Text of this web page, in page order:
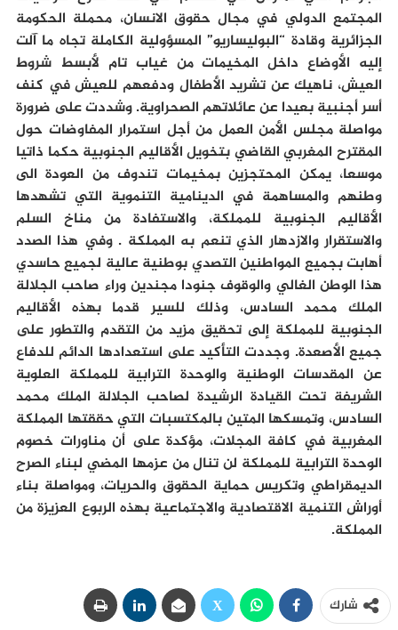
المجتمع الدولي في مجال حقوق الانسان، محملة الحكومة
الجزائرية وقادة “البوليساريو” المسؤولية الكاملة تجاه ما آلت
إليه الأوضاع داخل المخيمات من غياب تام لأبسط شروط
العيش، ناهيك عن تشريد الأطفال ودفعهم للعيش في كنف
أسر أجنبية بعيدا عن عائلاتهم الصحراوية. وشددت على ضرورة
مواصلة مجلس الأمن العمل من أجل استمرار المفاوضات حول
المقترح المغربي القاضي بتخويل الأقاليم الجنوبية حكما ذاتيا
موسعا، يمكن المحتجزين بمخيمات تندوف من العودة الى
وطنهم والمساهمة في الدينامية التنموية التي تشهدها
الأقاليم الجنوبية للمملكة، والاستفادة من مناخ السلم
والاستقرار والازدهار الذي تنعم به المملكة . وفي هذا الصدد
أهابت بجميع المواطنين التصدي بوطنية عالية لجميع حاسدي
هذا الوطن الغالي والوقوف جنودا مجندين وراء صاحب الجلالة
الملك محمد السادس، وذلك للسير قدما بهذه الأقاليم
الجنوبية للمملكة إلى تحقيق مزيد من التقدم والتطور على
جميع الأصعدة. وجددت التأكيد على استعدادها الدائم للدفاع
عن المقدسات الوطنية والوحدة الترابية للمملكة العلوية
الشريفة تحت القيادة الرشيدة لصاحب الجلالة الملك محمد
السادس، وتمسكها المتين بالمكتسبات التي حققتها المملكة
المغربية في كافة المجلات، مؤكدة على أن مناورات خصوم
الوحدة الترابية للمملكة لن تنال من عزمها المضي لبناء الصرح
الديمقراطي وتكريس حماية الحقوق والحريات، ومواصلة بناء
أوراش التنمية الاقتصادية والاجتماعية بهذه الربوع العزيزة من
المملكة.
شارك